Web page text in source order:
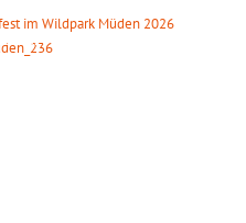
im Wildpark Müden 2026
2026